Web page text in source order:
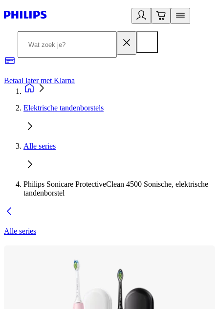
Betaal later met Klarna
Elektrische tandenborstels
Alle series
Philips Sonicare ProtectiveClean 4500 Sonische, elektrische
tandenborstel
Alle series